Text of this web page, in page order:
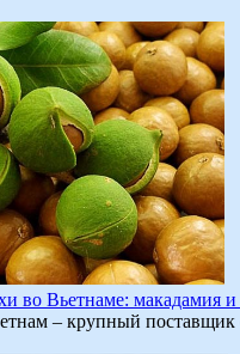
во Вьетнаме: макадамия
– крупный поставщик